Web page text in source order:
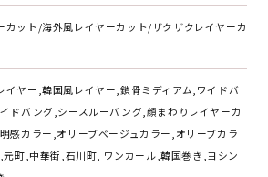
カット/海外風レイヤーカット/ザクザクレイヤーカ
イヤー,韓国風レイヤー,鎖骨ミディアム,ワイドバ
ドバング,シースルーバング,顔まわりレイヤーカ
感カラー,オリーブベージュカラー,オリーブカラ
町,中華街,石川町, ワンカール,韓国巻き,ヨシン